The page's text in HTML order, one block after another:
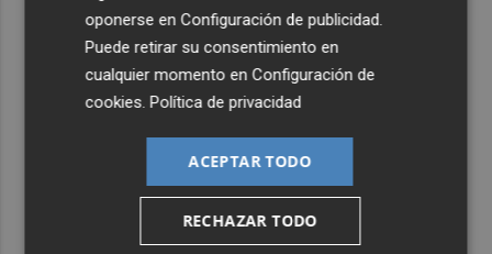
oponerse enConfiguración de publicidad.
Puede retirar su consentimiento en
cualquier momento enConfiguración de
cookies.Política de privacidad
ACEPTAR TODO
RECHAZAR TODO